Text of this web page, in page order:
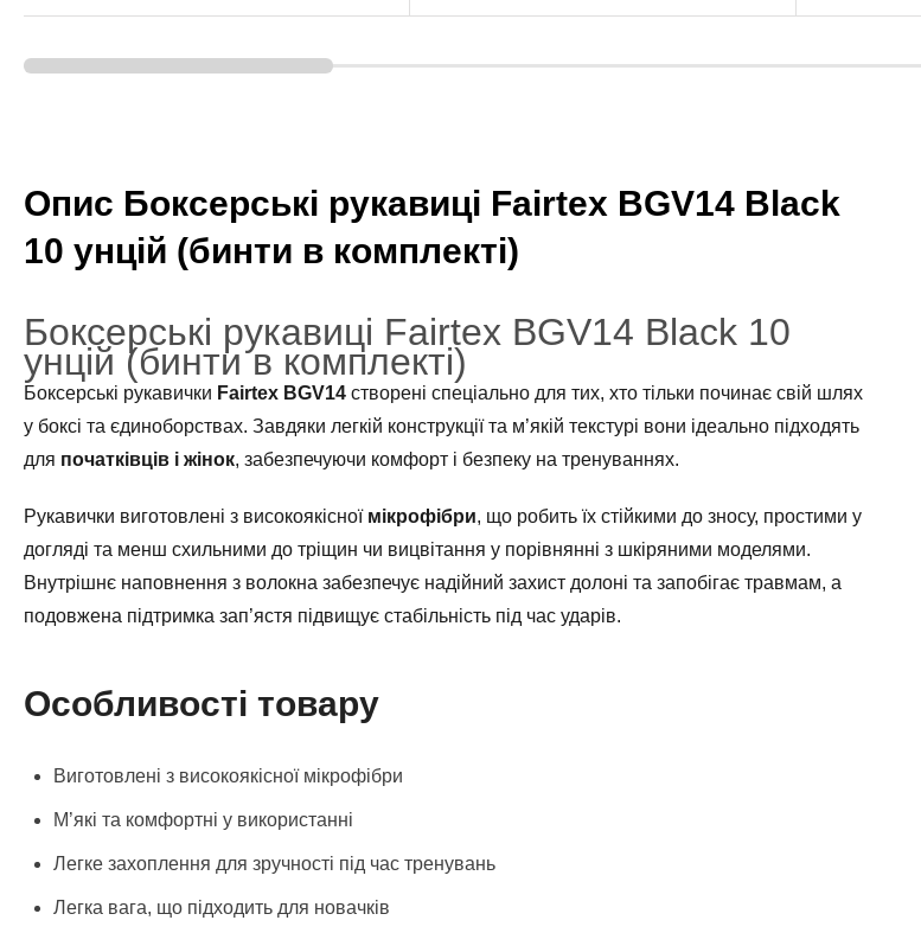
Опис Боксерські рукавиці Fairtex BGV14 Black
10 унцій (бинти в комплекті)
Боксерські рукавиці Fairtex BGV14 Black 10
унцій (бинти в комплекті)
Боксерські рукавички Fairtex BGV14 створені спеціально для тих, хто тільки починає свій шлях
у боксі та єдиноборствах. Завдяки легкій конструкції та м’якій текстурі вони ідеально підходять
для початківців і жінок, забезпечуючи комфорт і безпеку на тренуваннях.
Рукавички виготовлені з високоякісної мікрофібри, що робить їх стійкими до зносу, простими у
догляді та менш схильними до тріщин чи вицвітання у порівнянні з шкіряними моделями.
Внутрішнє наповнення з волокна забезпечує надійний захист долоні та запобігає травмам, а
подовжена підтримка зап’ястя підвищує стабільність під час ударів.
Особливості товару
Виготовлені з високоякісної мікрофібри
М’які та комфортні у використанні
Легке захоплення для зручності під час тренувань
Легка вага, що підходить для новачків